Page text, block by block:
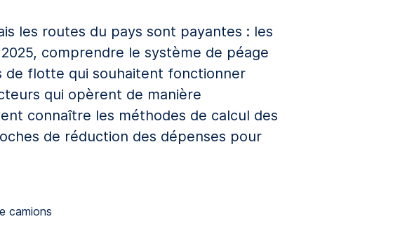
les routes du pays sont payantes : les
comprendre le système de péage
de flotte qui souhaitent fonctionner
qui opèrent de manière
connaître les méthodes de calcul des
de réduction des dépenses pour